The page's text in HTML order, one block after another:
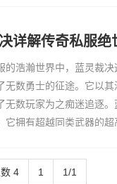
详解传奇私服绝
的浩瀚世界中，蓝灵裁
无数勇士的征途。它以
无数玩家为之痴迷追逐
它拥有超越同类武器的
余。更
4
1 1/1